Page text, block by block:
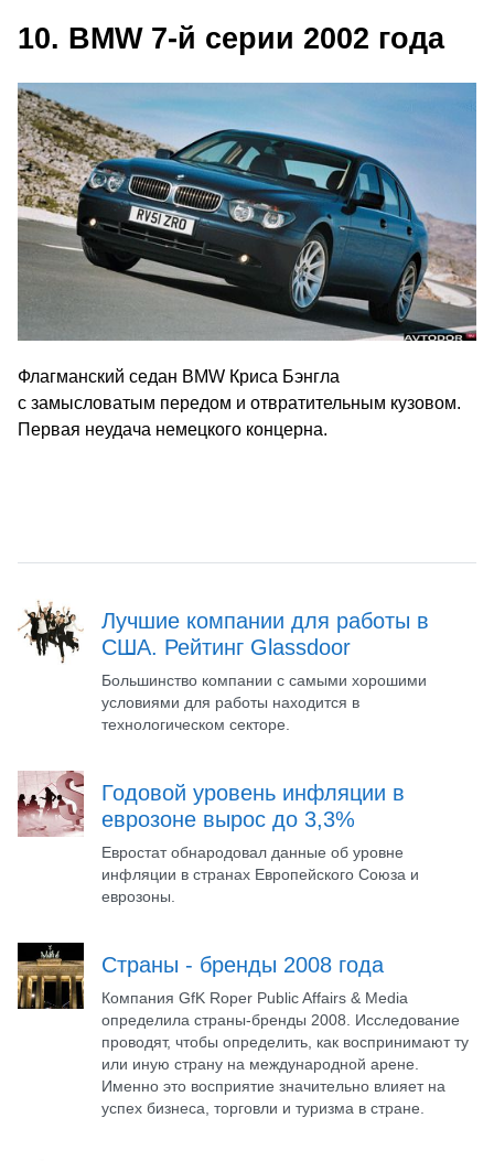
10. BMW 7‑й серии 2002 года
Флагманский седан BMW Криса Бэнгла
с замысловатым передом и отвратительным кузовом.
Первая неудача немецкого концерна.
Лучшие компании для работы в
США. Рейтинг Glassdoor
Большинство компании с самыми хорошими
условиями для работы находится в
технологическом секторе.
Годовой уровень инфляции в
еврозоне вырос до 3,3%
Евростат обнародовал данные об уровне
инфляции в странах Европейского Союза и
еврозоны.
Страны - бренды 2008 года
Компания GfK Roper Public Affairs & Media
определила страны-бренды 2008. Исследование
проводят, чтобы определить, как воспринимают ту
или иную страну на международной арене.
Именно это восприятие значительно влияет на
успех бизнеса, торговли и туризма в стране.